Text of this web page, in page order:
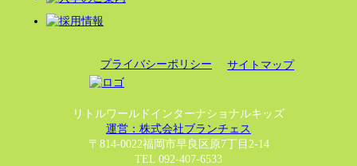
プライバシーポリシー サイトマップ
リトルワールドインターナショナルキッズ
運営：株式会社ブランチェス
〒814-0022福岡市早良区原7丁目2-14
TEL 092-407-6533